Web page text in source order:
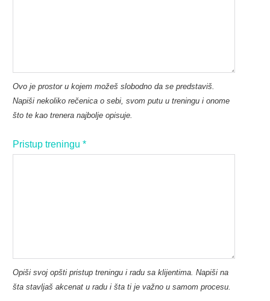
Ovo je prostor u kojem možeš slobodno da se predstaviš.
Napiši nekoliko rečenica o sebi, svom putu u treningu i onome
što te kao trenera najbolje opisuje.
Pristup treningu *
Opiši svoj opšti pristup treningu i radu sa klijentima. Napiši na
šta stavljaš akcenat u radu i šta ti je važno u samom procesu.